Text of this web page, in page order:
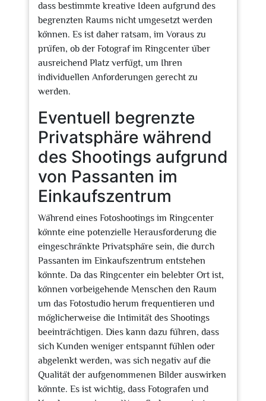
dass bestimmte kreative Ideen aufgrund des
begrenzten Raums nicht umgesetzt werden
können. Es ist daher ratsam, im Voraus zu
prüfen, ob der Fotograf im Ringcenter über
ausreichend Platz verfügt, um Ihren
individuellen Anforderungen gerecht zu
werden.
Eventuell begrenzte
Privatsphäre während
des Shootings aufgrund
von Passanten im
Einkaufszentrum
Während eines Fotoshootings im Ringcenter
könnte eine potenzielle Herausforderung die
eingeschränkte Privatsphäre sein, die durch
Passanten im Einkaufszentrum entstehen
könnte. Da das Ringcenter ein belebter Ort ist,
können vorbeigehende Menschen den Raum
um das Fotostudio herum frequentieren und
möglicherweise die Intimität des Shootings
beeinträchtigen. Dies kann dazu führen, dass
sich Kunden weniger entspannt fühlen oder
abgelenkt werden, was sich negativ auf die
Qualität der aufgenommenen Bilder auswirken
könnte. Es ist wichtig, dass Fotografen und